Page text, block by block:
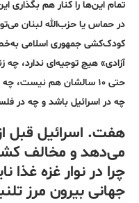
تمام این‌ها را کنار هم بگذاری
در حماس یا حزب‌الله لبنان
کودک‌کشی جمهوری اسلامی
آزادی» هیچ توجیه‌ای ندارد،
حتی ۱۰ سالشان هم
چه در اسرائیل باشد و چه در
هفت. اسرائیل قبل
می‌دهد و مخالف
چرا در نوار غزه
جهانی بیرون مرز